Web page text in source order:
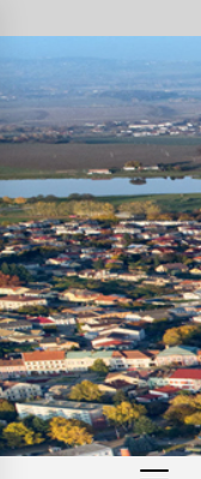
to